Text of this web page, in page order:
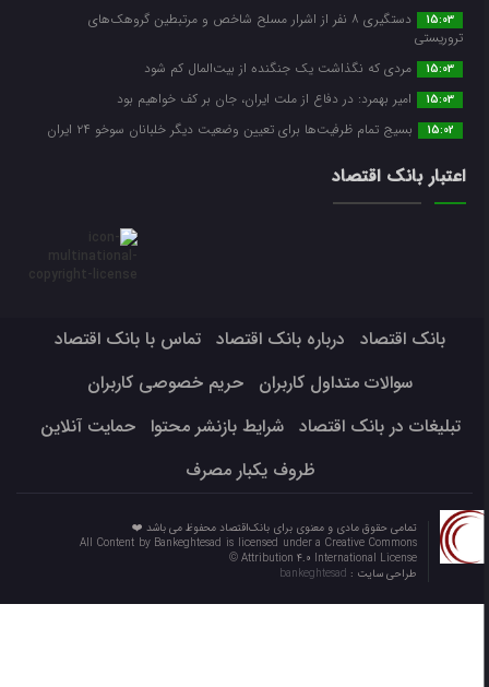
15:03
دستگیری ۸ نفر از اشرار مسلح شاخص و مرتبطین گروهک‌های
تروریستی
15:03 مردی که نگذاشت یک جنگنده از بیت‌المال کم شود
15:03 امیر بهمرد: در دفاع از ملت ایران، جان بر کف خواهیم بود
15:02 بسیج تمام ظرفیت‌ها برای تعیین وضعیت دیگر خلبانان سوخو ۲۴ ایران
اعتبار بانک اقتصاد
بانک اقتصاد درباره بانک اقتصاد
تماس با بانک اقتصاد
سوالات متداول کاربران
حریم خصوصی کاربران
تبلیغات در بانک اقتصاد
شرایط بازنشر محتوا
حمایت آنلاین
ظروف یکبار مصرف
تمامی حقوق مادی و معنوی برای بانک‌اقتصاد محفوظ می باشد ❤️
All Content by Bankeghtesad is licensed under a Creative Commons
Attribution 4.0 International License ©️
طراحی سایت :